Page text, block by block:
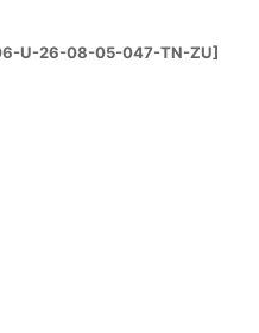
U-26-08-05-047-TN-ZU]